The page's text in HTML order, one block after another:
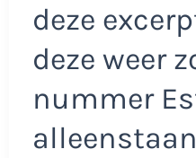
deze
deze weer
nummer